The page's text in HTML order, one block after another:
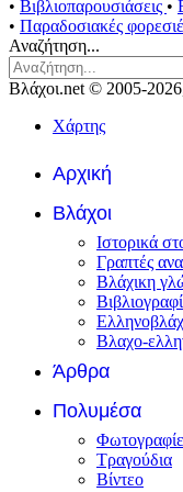
• Βιβλιοπαρουσιάσεις •
• Παραδοσιακές
Αναζήτηση...
Βλάχοι.net © 2005-
Χάρτης
Αρχική
Βλάχοι
Ιστορικά
Γραπτές
Βλάχικη
Βλαχο-
Άρθρα
Πολυμέσα
Τραγούδια
Βίντεο